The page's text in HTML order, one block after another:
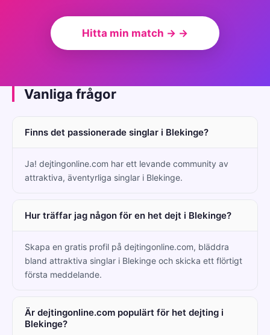
Hitta min match → →
Vanliga frågor
Finns det passionerade singlar i Blekinge?
Ja! dejtingonline.com har ett levande community av
attraktiva, äventyrliga singlar i Blekinge.
Hur träffar jag någon för en het dejt i Blekinge?
Skapa en gratis profil på dejtingonline.com, bläddra
bland attraktiva singlar i Blekinge och skicka ett flörtigt
första meddelande.
Är dejtingonline.com populärt för het dejting i
Blekinge?